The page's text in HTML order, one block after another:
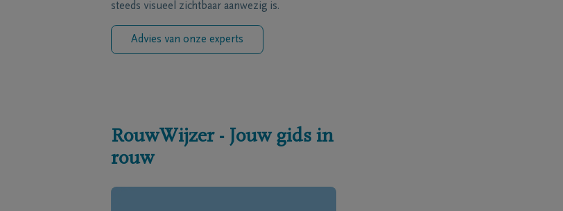
steeds visueel zichtbaar aanwezig is.
Advies van onze experts
RouwWijzer - Jouw gids in
rouw